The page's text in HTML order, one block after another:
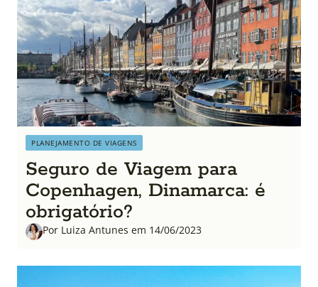
PLANEJAMENTO DE VIAGENS
Seguro de Viagem para
Copenhagen, Dinamarca: é
obrigatório?
Por Luiza Antunes em 14/06/2023